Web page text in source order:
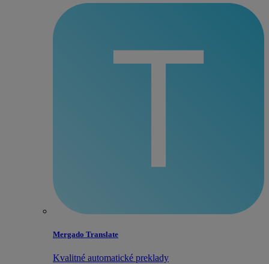
Mergado Translate
Kvalitné automatické preklady